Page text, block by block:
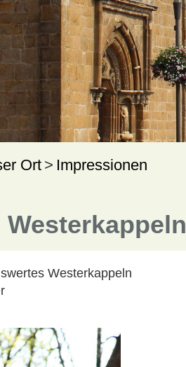
Ort Impressionen
Westerkappeln